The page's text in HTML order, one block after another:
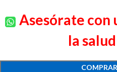
Asesórate con
la